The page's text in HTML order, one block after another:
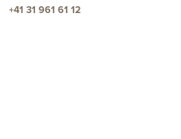
+41 31 961 61 12